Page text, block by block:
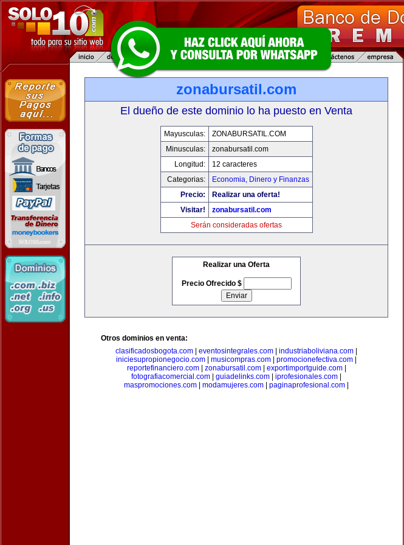
zonabursatil.com
El dueño de este dominio lo ha puesto en Venta
Mayusculas:
ZONABURSATIL.COM
Minusculas:
zonabursatil.com
Longitud:
12 caracteres
Categorias:
Economia, Dinero y Finanzas
Precio:
Realizar una oferta!
Visitar!
zonabursatil.com
Serán consideradas ofertas
Realizar una Oferta
Precio Ofrecido $
Otros dominios en venta:
clasificadosbogota.com
eventosintegrales.com industriaboliviana.com
iniciesupropionegocio.com
musicompras.com promocionefectiva.com
reportefinanciero.com| zonabursatil.com| exportimportguide.com|
fotografiacomercial.com
guiadelinks.com iprofesionales.com
maspromociones.com
modamujeres.com paginaprofesional.com